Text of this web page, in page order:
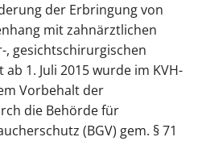
der Erbringung von
mit zahnärztlichen
gesichtschirurgischen
1. Juli 2015 wurde im KVH-
Vorbehalt der
die Behörde für
(BGV) gem. § 71